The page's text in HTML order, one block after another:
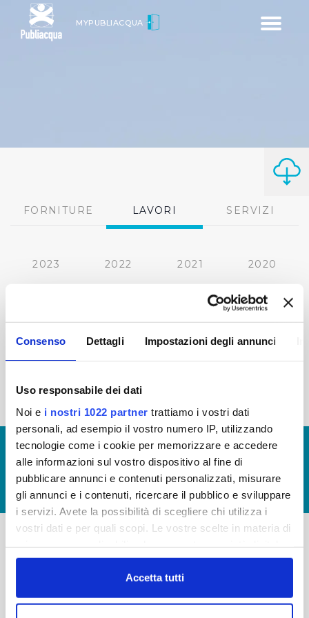
Consenso Dettagli Impostazioni degli annunci
Uso responsabile dei dati
Noi e i nostri 1022 partner trattiamo i vostri dati
personali, ad esempio il vostro numero IP, utilizzando
tecnologie come i cookie per memorizzare e accedere
alle informazioni sul vostro dispositivo al fine di
pubblicare annunci e contenuti personalizzati, misurare
gli annunci e i contenuti, ricercare il pubblico e sviluppare
i servizi. Avete la possibilità di scegliere chi utilizza i
vostri dati e per quali scopi. Le vostre scelte in materia di
in cui avete effettuato le vostre scelte. È possibile
modificare o revocare il proprio consenso in qualsiasi
momento dalla Dichiarazione sui cookie o facendo clic
Accetta tutti
Toggle
MYPUBLIACQUA
FORNITURE LAVORI SERVIZI
2023 2022 2021 2020
2016
2015 2014 2013 2012
2010
© Copyright 2017 - 2026
GLOSSARIO
GIUDICA IL SERVIZIO
LAVORA CON NOI
Via Villamagna 90/c -
-
FAQ
PRIVACY POLICY